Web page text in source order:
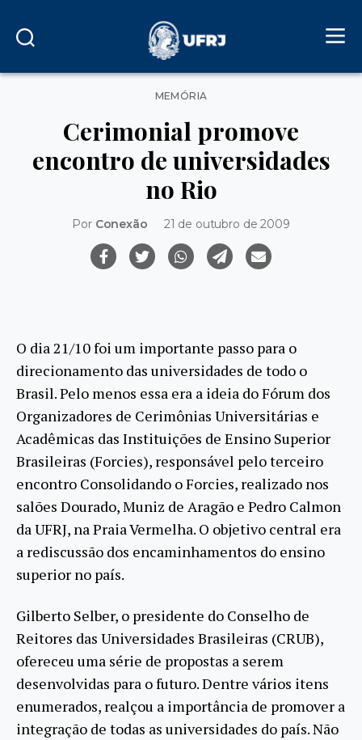
Categorias
MEMÓRIA
Cerimonial promove
encontro de universidades
no Rio
Por Conexão 21 de outubro de 2009
O dia 21/10 foi um importante passo para o
direcionamento das universidades de todo o
Brasil. Pelo menos essa era a ideia do Fórum dos
Organizadores de Cerimônias Universitárias e
Acadêmicas das Instituições de Ensino Superior
Brasileiras (Forcies), responsável pelo terceiro
encontro Consolidando o Forcies, realizado nos
salões Dourado, Muniz de Aragão e Pedro Calmon
da UFRJ, na Praia Vermelha. O objetivo central era
a rediscussão dos encaminhamentos do ensino
superior no país.
Gilberto Selber, o presidente do Conselho de
Reitores das Universidades Brasileiras (CRUB),
ofereceu uma série de propostas a serem
desenvolvidas para o futuro. Dentre vários itens
enumerados, realçou a importância de promover a
integração de todas as universidades do país. Não